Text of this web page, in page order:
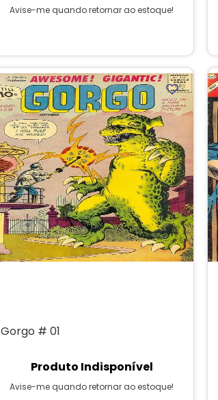
Avise-me quando retornar ao estoque!
Gorgo # 01
Produto Indisponível
Avise-me quando retornar ao estoque!